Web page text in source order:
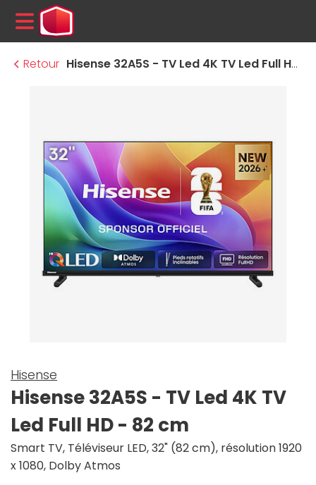
MENU
Retour
Hisense 32A5S - TV Led 4K TV Led Full HD - 82 cm
Hisense
Hisense 32A5S - TV Led 4K TV
Led Full HD - 82 cm
Smart TV, Téléviseur LED, 32" (82 cm), résolution 1920
x 1080, Dolby Atmos